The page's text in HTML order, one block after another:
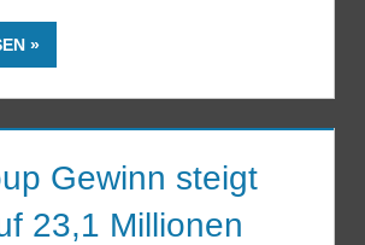
Gewinn steigt
23,1 Millionen